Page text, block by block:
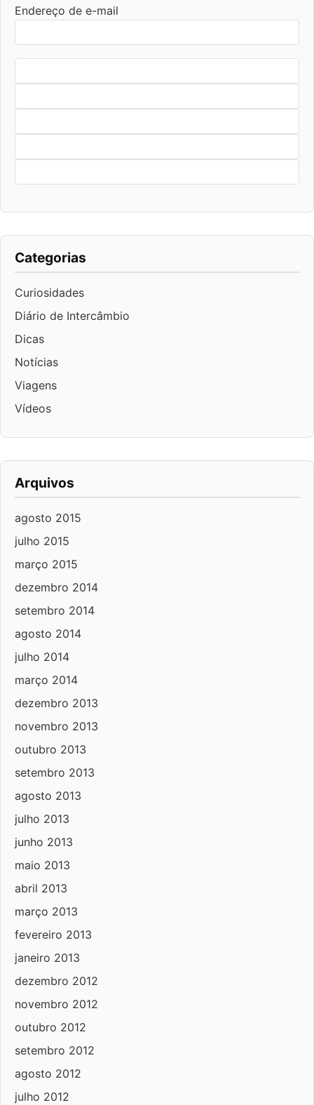
Endereço de e-mail
Categorias
Curiosidades
Diário de Intercâmbio
Dicas
Notícias
Viagens
Vídeos
Arquivos
agosto 2015
julho 2015
março 2015
dezembro 2014
setembro 2014
agosto 2014
julho 2014
março 2014
dezembro 2013
novembro 2013
outubro 2013
setembro 2013
agosto 2013
julho 2013
junho 2013
maio 2013
abril 2013
março 2013
fevereiro 2013
janeiro 2013
dezembro 2012
novembro 2012
outubro 2012
setembro 2012
agosto 2012
julho 2012